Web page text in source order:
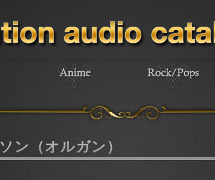
ン（オルガン）